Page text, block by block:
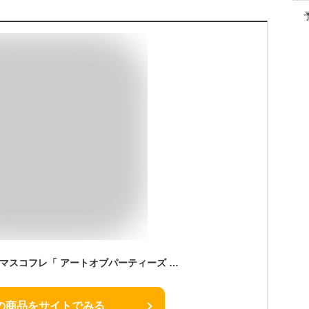
THREEスリー クリスマスコフレ「 アートオブパーティーズ メイクアップ 」X01 LIFE OF THE PARTY クリスマスコフレ2018 メイクパレット [並行輸入品]
商品をサイトでみる